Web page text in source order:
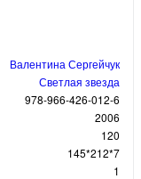
Валентина Сергейчук
Светлая звезда
978-966-426-012-6
2006
120
145*212*7
1